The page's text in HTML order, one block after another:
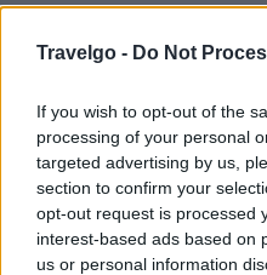
Travelgo - Do Not
If you wish to opt-out of the
processing of your personal
targeted advertising by us,
section to confirm your
opt-out request is processed
interest-based ads based on
us or personal information
Κήποι στις